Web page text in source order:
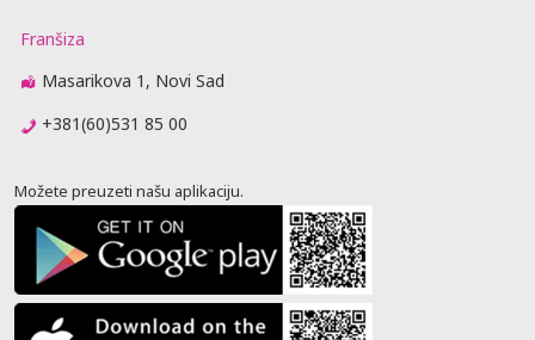
Franšiza
Masarikova 1, Novi Sad
+381(60)531 85 00
Možete preuzeti našu aplikaciju.